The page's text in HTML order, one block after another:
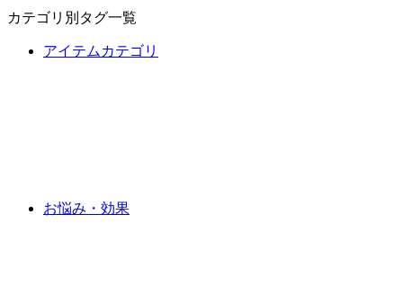
カテゴリ別タグ一覧
アイテムカテゴリ
お悩み・効果